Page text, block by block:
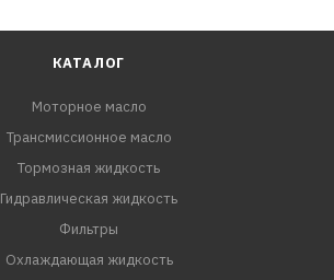
КАТАЛОГ
Моторное масло
Трансмиссионное масло
Тормозная жидкость
Гидравлическая жидкость
Фильтры
Охлаждающая жидкость